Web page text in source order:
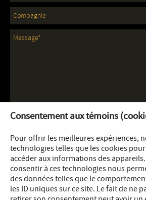
Consentement aux témoins
Pour offrir les meilleures expériences,
technologies telles que les cookies
accéder aux informations des
consentir à ces technologies nous
des données telles que le
les ID uniques sur ce site. Le fait de ne